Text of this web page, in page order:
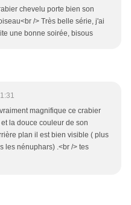
chevelu porte bien son
/> Très belle série, j'ai
une bonne soirée, bisous
magnifique ce crabier
la douce couleur de son
plan il est bien visible ( plus
les nénuphars) .<br /> tes